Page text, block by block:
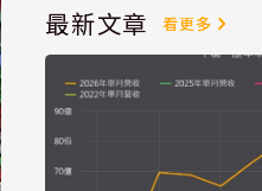
最新文章 看更多